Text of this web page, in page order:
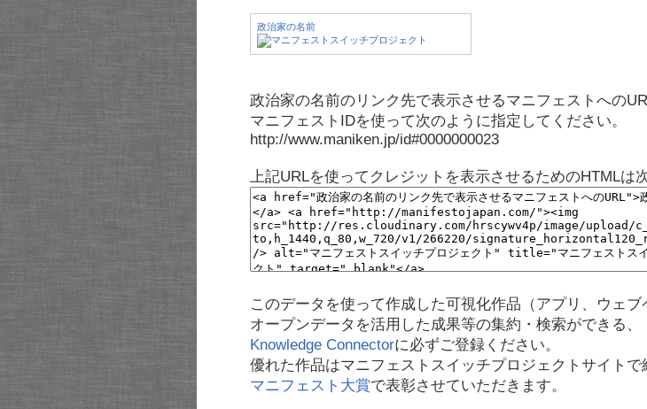
政治家の名前
政治家の名前のリンク先で表示させるマニフェストへの
マニフェストIDを使って次のように指定してください。
http://www.maniken.jp/id#0000000023
上記URLを使ってクレジットを表示させるためのHTMLは
このデータを使って作成した可視化作品（アプリ、ウェブ
オープンデータを活用した成果等の集約・検索ができる、
Knowledge Connectorに必ずご登録ください。
優れた作品はマニフェストスイッチプロジェクトサイトで
マニフェスト大賞で表彰させていただきます。